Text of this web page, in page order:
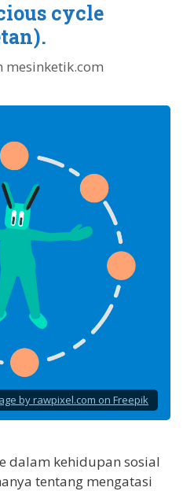
cycle
mesinketik.com
by rawpixel.com on Freepik
dalam kehidupan sosial
tentang mengatasi